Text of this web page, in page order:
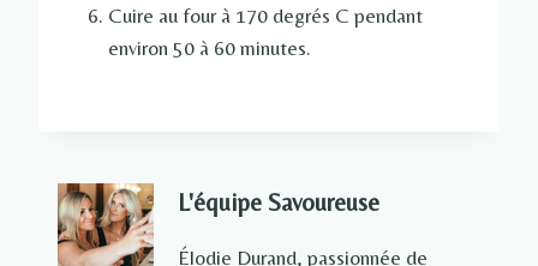
Cuire au four à 170 degrés C pendant
environ 50 à 60 minutes.
L'équipe Savoureuse
Élodie Durand, passionnée de